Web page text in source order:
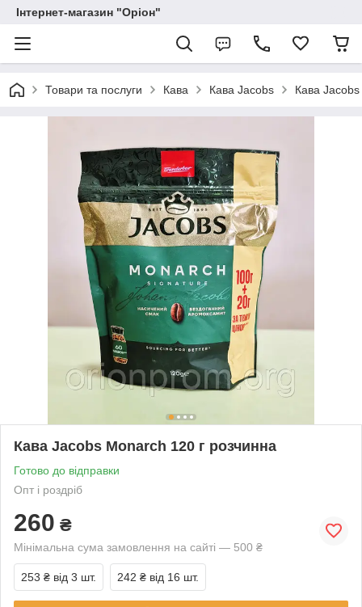
Інтернет-магазин "Оріон"
Товари та послуги Кава Кава Jacobs Кава
Кава Jacobs Monarch 120 г розчинна
Готово до відправки
Опт і роздріб
260 ₴
Мінімальна сума замовлення на сайті — 500 ₴
253 ₴ від 3 шт. 242 ₴ від 16 шт.